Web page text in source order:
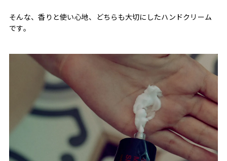
そんな、香りと使い心地、どちらも大切にしたハンドクリーム
です。